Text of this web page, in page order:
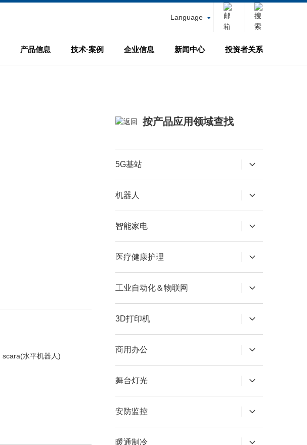
Language
产品信息 技术·案例 企业信息 新闻中心 投资者关系
按产品应用领域查找
5G基站
机器人
智能家电
医疗健康护理
工业自动化＆物联网
3D打印机
商用办公
舞台灯光
安防监控
暖通制冷
scara(水平机器人)